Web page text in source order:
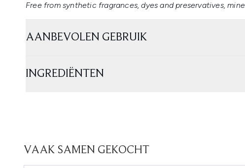
Free from synthetic fragrances, dyes and preservatives,
AANBEVOLEN GEBRUIK
INGREDIËNTEN
VAAK SAMEN GEKOCHT